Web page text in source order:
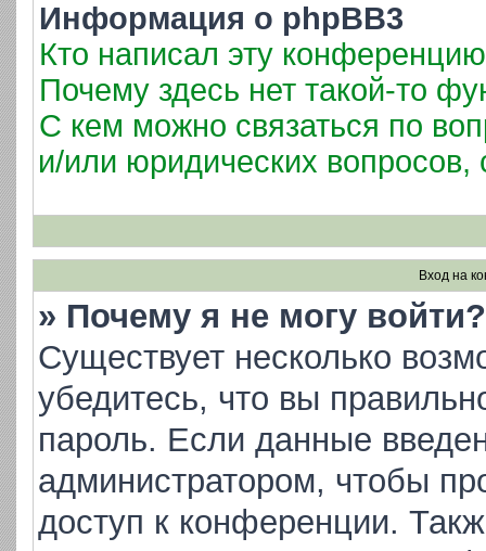
Информация о phpBB3
Кто написал эту
Почему здесь нет такой-то
С кем можно связаться по
и/или юридических
Вход на
» Почему я не могу войти?
Существует несколько
убедитесь, что вы
пароль. Если данные
администратором, чтобы
доступ к конференции.